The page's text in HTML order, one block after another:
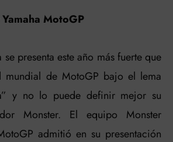
MotoGP
se presenta este año más fuerte que
mundial de MotoGP bajo el lema
y no lo puede definir mejor su
Monster. El equipo Monster
admitió en su presentación